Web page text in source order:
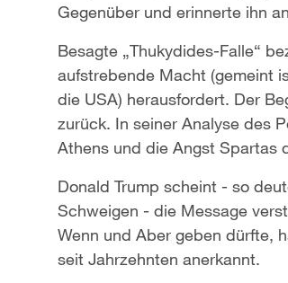
Gegenüber und erinnerte ihn
Besagte „Thukydides-Falle“
aufstrebende Macht (gemeint
die USA) herausfordert. Der
zurück. In seiner Analyse des
Athens und die Angst Spartas
Donald Trump scheint - so
Schweigen - die Message
Wenn und Aber geben dürfte,
seit Jahrzehnten anerkannt.